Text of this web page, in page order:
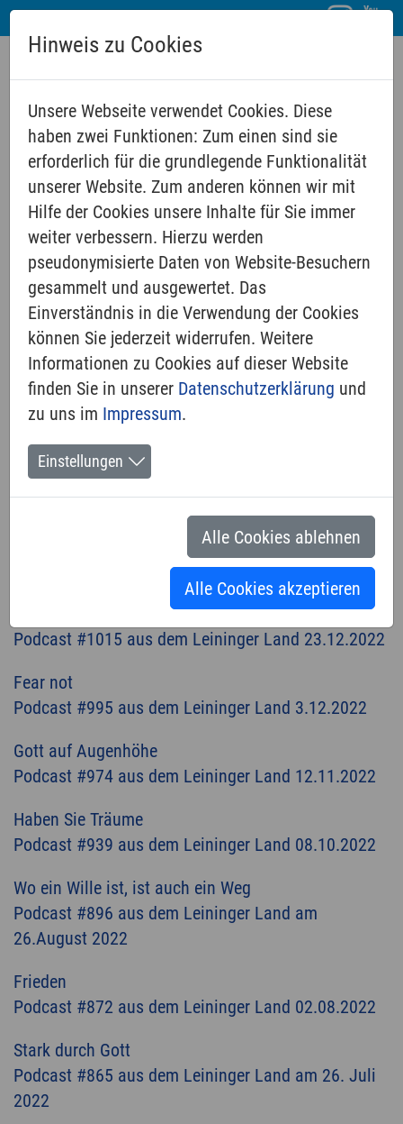
ONLINE
Internet-Gottesdienste
Podcast Simon Krug
2022
2021
2020
Mit der Kirche ums Dorf
Podcast #1015 aus dem Leininger Land 23.12.2022
Fear not
Podcast #995 aus dem Leininger Land 3.12.2022
Gott auf Augenhöhe
Podcast #974 aus dem Leininger Land 12.11.2022
Haben Sie Träume
Podcast #939 aus dem Leininger Land 08.10.2022
Wo ein Wille ist, ist auch ein Weg
Podcast #896 aus dem Leininger Land am
26.August 2022
Frieden
Podcast #872 aus dem Leininger Land 02.08.2022
Stark durch Gott
Podcast #865 aus dem Leininger Land am 26. Juli
2022
Hinweis zu Cookies
Unsere Webseite verwendet Cookies. Diese
haben zwei Funktionen: Zum einen sind sie
erforderlich für die grundlegende Funktionalität
unserer Website. Zum anderen können wir mit
Hilfe der Cookies unsere Inhalte für Sie immer
weiter verbessern. Hierzu werden
pseudonymisierte Daten von Website-Besuchern
gesammelt und ausgewertet. Das
Einverständnis in die Verwendung der Cookies
können Sie jederzeit widerrufen. Weitere
Informationen zu Cookies auf dieser Website
finden Sie in unserer Datenschutzerklärung und
zu uns im Impressum.
Einstellungen
Alle Cookies ablehnen
Alle Cookies akzeptieren